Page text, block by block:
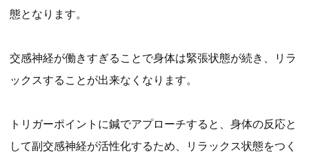
態となります。
交感神経が働きすぎることで身体は緊張状態が続き、リラ
ックスすることが出来なくなります。
トリガーポイントに鍼でアプローチすると、身体の反応と
して副交感神経が活性化するため、リラックス状態をつく